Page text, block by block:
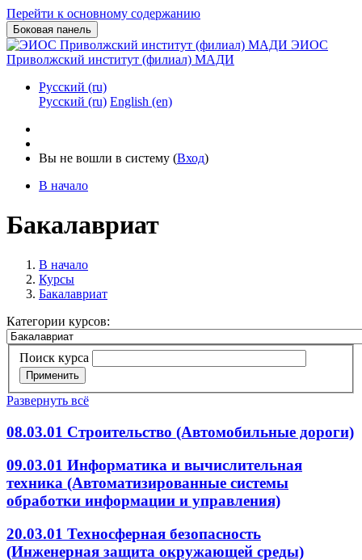
Перейти к основному содержанию
Боковая панель
ЭИОС
Приволжский институт (филиал) МАДИ
Русский ‎(ru)‎
Русский ‎(ru)‎ English ‎(en)‎
Вы не вошли в систему (Вход)
В начало
Бакалавриат
В начало
Курсы
Бакалавриат
Категории курсов:
Поиск курса
Применить
Развернуть всё
08.03.01 Строительство (Автомобильные дороги)
09.03.01 Информатика и вычислительная
техника (Автоматизированные системы
обработки информации и управления)
20.03.01 Техносферная безопасность
(Инженерная защита окружающей среды)